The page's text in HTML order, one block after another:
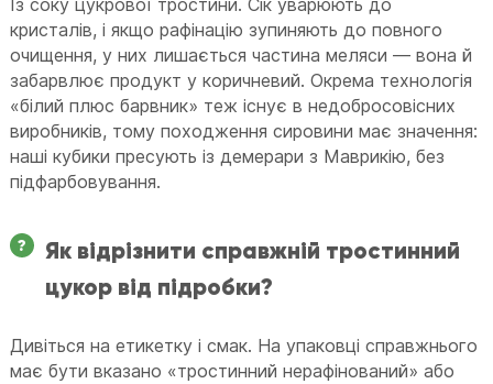
Із соку цукрової тростини. Сік уварюють до
кристалів, і якщо рафінацію зупиняють до повного
очищення, у них лишається частина меляси — вона й
забарвлює продукт у коричневий. Окрема технологія
«білий плюс барвник» теж існує в недобросовісних
виробників, тому походження сировини має значення:
наші кубики пресують із демерари з Маврикію, без
підфарбовування.
Як відрізнити справжній тростинний
цукор від підробки?
Дивіться на етикетку і смак. На упаковці справжнього
має бути вказано «тростинний нерафінований» або